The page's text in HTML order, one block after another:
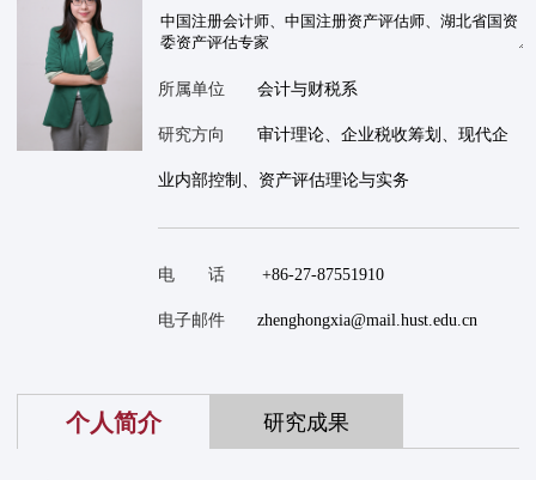
所属单位 会计与财税系
研究方向 审计理论、企业税收筹划、现代企
业内部控制、资产评估理论与实务
电 话 +86-27-87551910
电子邮件 zhenghongxia@mail.hust.edu.cn
个人简介 研究成果